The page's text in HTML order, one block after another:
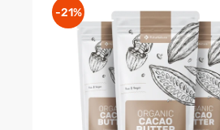
-21%